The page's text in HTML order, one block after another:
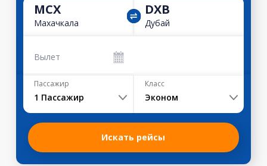
MCX
Махачкала
DXB
Дубай
Вылет
Пассажир
1 Пассажир
Класс
Эконом
Искать рейсы